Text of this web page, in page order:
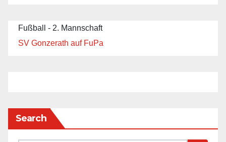
Fußball - 2. Mannschaft
SV Gonzerath auf FuPa
Search